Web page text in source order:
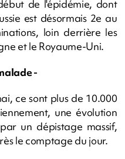
de l'épidémie, dont
est désormais 2e au
loin derrière les
et le Royaume-Uni.
-
ce sont plus de 10.000
une évolution
un dépistage massif,
le comptage du jour.